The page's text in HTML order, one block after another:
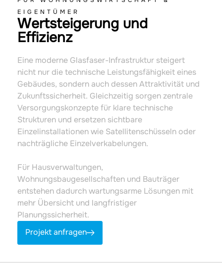
EIGENTÜMER
Wertsteigerung und
Effizienz
Eine moderne Glasfaser-Infrastruktur steigert
nicht nur die technische Leistungsfähigkeit eines
Gebäudes, sondern auch dessen Attraktivität und
Zukunftssicherheit. Gleichzeitig sorgen zentrale
Versorgungskonzepte für klare technische
Strukturen und ersetzen sichtbare
Einzelinstallationen wie Satellitenschüsseln oder
nachträgliche Einzelverkabelungen.
Für Hausverwaltungen,
Wohnungsbaugesellschaften und Bauträger
entstehen dadurch wartungsarme Lösungen mit
mehr Übersicht und langfristiger
Planungssicherheit.
Projekt anfragen